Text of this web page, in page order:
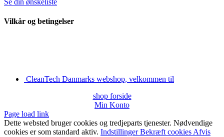
Vilkår og betingelser
CleanTech Danmarks webshop, velkommen til
shop forside
Min Konto
Page load link
Dette websted bruger cookies og tredjeparts tjenester. Nødvendige
cookies er som standard aktiv. IndstillingerBekræft cookies Afvis